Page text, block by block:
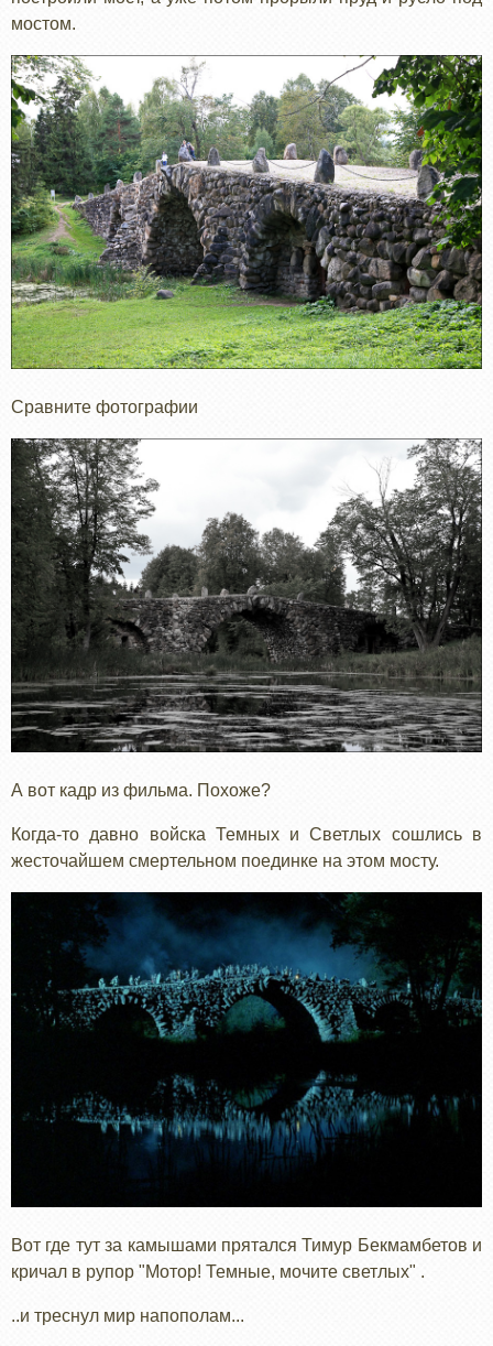
мостом.
Сравните фотографии
А вот кадр из фильма. Похоже?
Когда-то давно войска Темных и Светлых сошлись в
жесточайшем смертельном поединке на этом мосту.
Вот где тут за камышами прятался Тимур Бекмамбетов и
кричал в рупор "Мотор! Темные, мочите светлых" .
..и треснул мир напополам...